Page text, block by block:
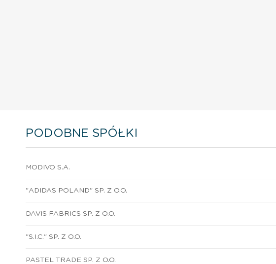
PODOBNE SPÓŁKI
MODIVO S.A.
"ADIDAS POLAND" SP. Z O.O.
DAVIS FABRICS SP. Z O.O.
"S.I.C." SP. Z O.O.
PASTEL TRADE SP. Z O.O.